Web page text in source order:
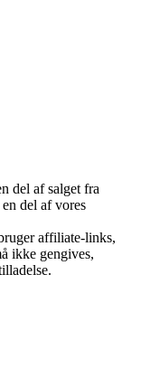
del af salget fra
del af vores
affiliate-links,
ikke gengives,